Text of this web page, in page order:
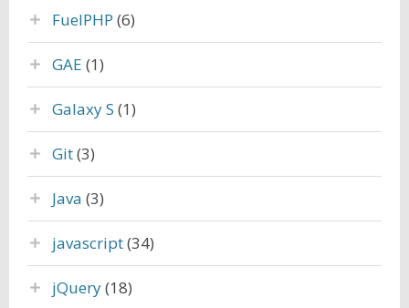
FuelPHP (6)
GAE (1)
Galaxy S (1)
Git(3)
Java (3)
javascript(34)
jQuery(18)